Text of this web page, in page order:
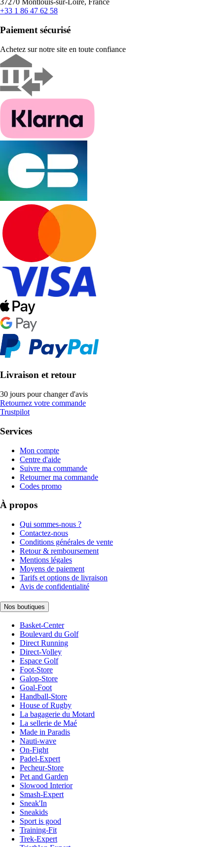
37270 Montlouis-sur-Loire, France
+33 1 86 47 62 58
Paiement sécurisé
Achetez sur notre site en toute confiance
Livraison et retour
30 jours pour changer d'avis
Retournez votre commande
Trustpilot
Services
Mon compte
Centre d'aide
Suivre ma commande
Retourner ma commande
Codes promo
À propos
Qui sommes-nous ?
Contactez-nous
Conditions générales de vente
Retour & remboursement
Mentions légales
Moyens de paiement
Tarifs et options de livraison
Avis de confidentialité
Nos boutiques
Basket-Center
Boulevard du Golf
Direct Running
Direct-Volley
Espace Golf
Foot-Store
Galop-Store
Goal-Foot
Handball-Store
House of Rugby
La bagagerie du Motard
La sellerie de Maé
Made in Paradis
Nauti-wave
On-Fight
Padel-Expert
Pecheur-Store
Pet and Garden
Slowood Interior
Smash-Expert
Sneak'In
Sneakids
Sport is good
Training-Fit
Trek-Expert